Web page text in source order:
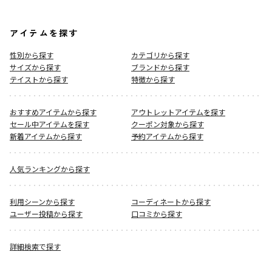
アイテムを探す
性別から探す
カテゴリから探す
サイズから探す
ブランドから探す
テイストから探す
特徴から探す
おすすめアイテムから探す
アウトレットアイテムを探す
セール中アイテムを探す
クーポン対象から探す
新着アイテムから探す
予約アイテムから探す
人気ランキングから探す
利用シーンから探す
コーディネートから探す
ユーザー投稿から探す
口コミから探す
詳細検索で探す